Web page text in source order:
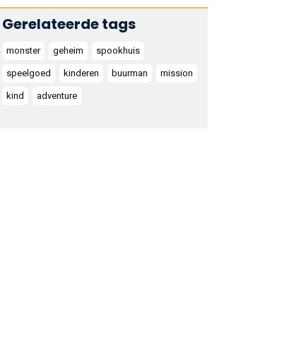
Gerelateerde tags
monster geheim spookhuis
speelgoed kinderen buurman mission
kind adventure